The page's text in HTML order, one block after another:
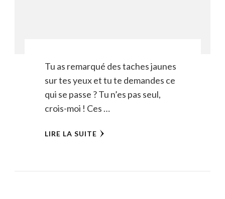
Tu as remarqué des taches jaunes
sur tes yeux et tu te demandes ce
qui se passe ? Tu n’es pas seul,
crois-moi ! Ces …
LIRE LA SUITE